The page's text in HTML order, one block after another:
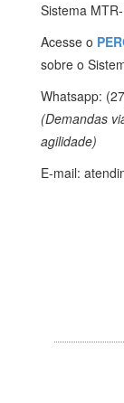
Sistema
Acesse o
sobre o
Whatsapp:
(Demandas
agilidade)
E-mail: